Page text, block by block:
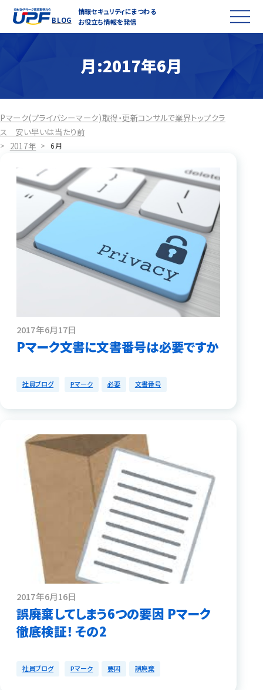
BLOG
情報セキュリティにまつわる
お役立ち情報を発信
月:2017年6月
Pマーク(プライバシーマーク)取得・更新コンサルで業界トップクラ
ス 安い早いは当たり前
> 2017年 > 6月
2017年6月17日
Pマーク文書に文書番号は必要ですか
社員ブログ Pマーク 必要 文書番号
2017年6月16日
誤廃棄してしまう6つの要因 Pマーク
徹底検証！ その2
社員ブログ Pマーク 要因 誤廃棄